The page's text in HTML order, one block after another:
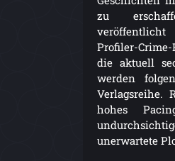
zu
Profiler-
die aktuell
werden
Verlagsreihe.
hohes
unerwartete